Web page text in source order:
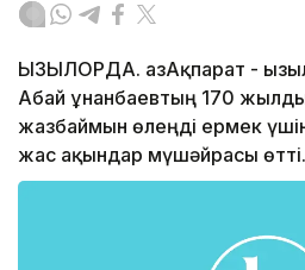
ҚЫЗЫЛОРДА. ҚазАқпарат -
Абай Құнанбаевтың 170
жазбаймын өлеңді ермек
жас ақындар мүшәйрасы өтті.